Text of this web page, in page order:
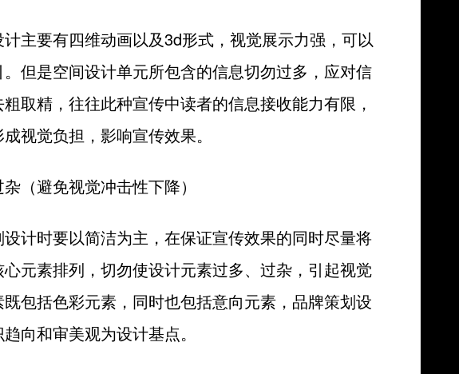
主要有四维动画以及3d形式，视觉展示力强，可以
但是空间设计单元所包含的信息切勿过多，应对信
取精，往往此种宣传中读者的信息接收能力有限，
视觉负担，影响宣传效果。
（避免视觉冲击性下降）
计时要以简洁为主，在保证宣传效果的同时尽量将
元素排列，切勿使设计元素过多、过杂，引起视觉
包括色彩元素，同时也包括意向元素，品牌策划设
向和审美观为设计基点。